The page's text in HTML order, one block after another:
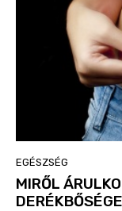
EGÉSZSÉG
MIRŐL